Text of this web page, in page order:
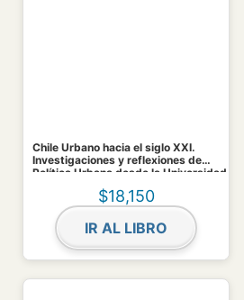
Chile Urbano hacia el siglo XXI.
Investigaciones y reflexiones de
Política Urbana desde la Universidad
$18,150
IR AL LIBRO